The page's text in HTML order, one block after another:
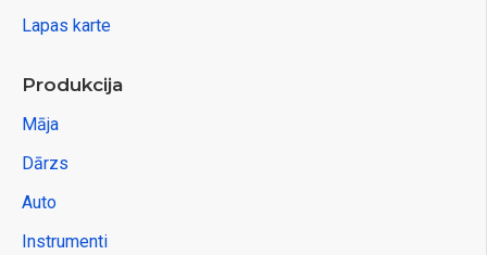
Lapas karte
Produkcija
Māja
Dārzs
Auto
Instrumenti